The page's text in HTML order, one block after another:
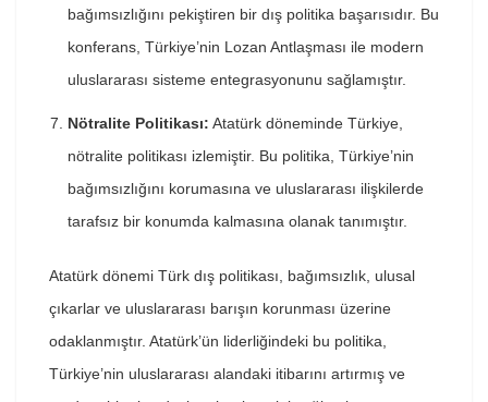
bağımsızlığını pekiştiren bir dış politika başarısıdır. Bu
konferans, Türkiye’nin Lozan Antlaşması ile modern
uluslararası sisteme entegrasyonunu sağlamıştır.
Nötralite Politikası: Atatürk döneminde Türkiye,
nötralite politikası izlemiştir. Bu politika, Türkiye’nin
bağımsızlığını korumasına ve uluslararası ilişkilerde
tarafsız bir konumda kalmasına olanak tanımıştır.
Atatürk dönemi Türk dış politikası, bağımsızlık, ulusal
çıkarlar ve uluslararası barışın korunması üzerine
odaklanmıştır. Atatürk’ün liderliğindeki bu politika,
Türkiye’nin uluslararası alandaki itibarını artırmış ve